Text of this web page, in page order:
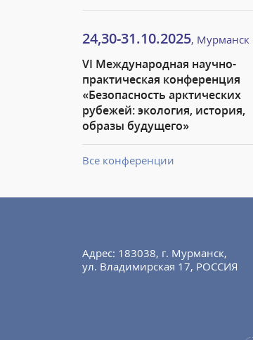
24,30-31.10.2025, Мурманск
VI Международная научно-
практическая конференция
«Безопасность арктических
рубежей: экология, история,
образы будущего»
Все конференции
Адрес: 183038, г. Мурманск,
ул. Владимирская 17, РОССИЯ